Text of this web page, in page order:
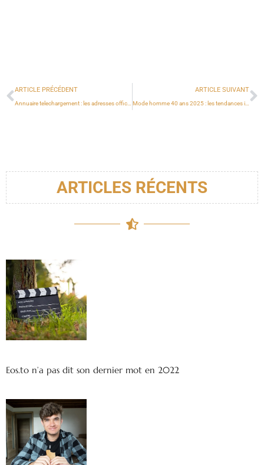
ARTICLE PRÉCÉDENT ARTICLE SUIVANT
Mode homme 40 ans 2025 : les tendances incontournables pour rester moderne
ARTICLES RÉCENTS
Eos.to n’a pas dit son dernier mot en 2022